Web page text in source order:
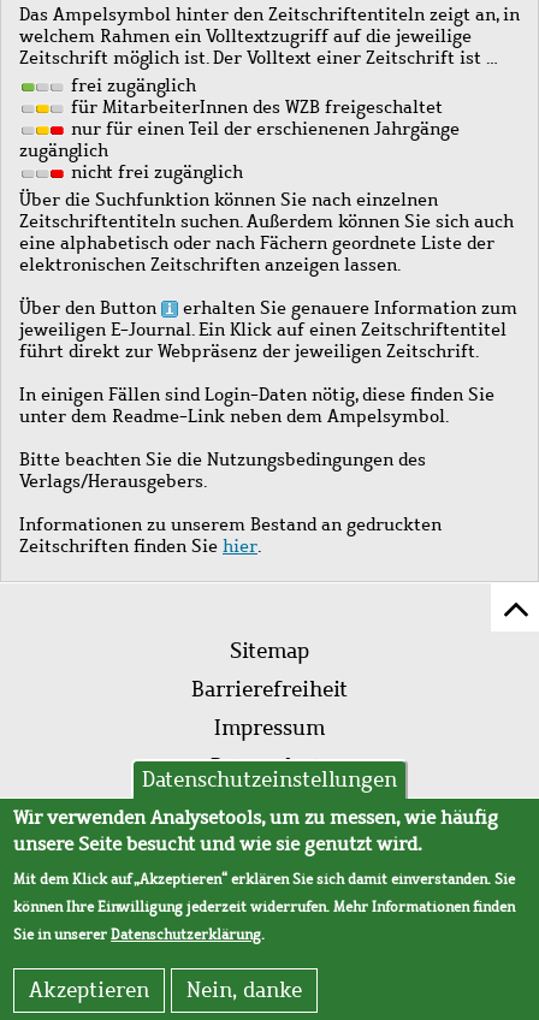
Das Ampelsymbol hinter den Zeitschriftentiteln zeigt an, in
welchem Rahmen ein Volltextzugriff auf die jeweilige
Zeitschrift möglich ist. Der Volltext einer Zeitschrift ist …
frei zugänglich
für MitarbeiterInnen des WZB freigeschaltet
nur für einen Teil der erschienenen Jahrgänge
zugänglich
nicht frei zugänglich
Über die Suchfunktion können Sie nach einzelnen
Zeitschriftentiteln suchen. Außerdem können Sie sich auch
eine alphabetisch oder nach Fächern geordnete Liste der
elektronischen Zeitschriften anzeigen lassen.
Über den Button
erhalten Sie genauere Information zum
jeweiligen E-Journal. Ein Klick auf einen Zeitschriftentitel
führt direkt zur Webpräsenz der jeweiligen Zeitschrift.
In einigen Fällen sind Login-Daten nötig, diese finden Sie
unter dem Readme-Link neben dem Ampelsymbol.
Bitte beachten Sie die Nutzungsbedingungen des
Verlags/Herausgebers.
Informationen zu unserem Bestand an gedruckten
Zeitschriften finden Sie hier.
Fußleistenmenü
Sitemap
Barrierefreiheit
Impressum
Datenschutz
AVB
Datenschutzeinstellungen
Wir verwenden Analysetools, um zu messen, wie häufig
unsere Seite besucht und wie sie genutzt wird.
Mit dem Klick auf „Akzeptieren“ erklären Sie sich damit einverstanden. Sie
können Ihre Einwilligung jederzeit widerrufen. Mehr Informationen finden
Sie in unsererDatenschutzerklärung.
Akzeptieren Nein, danke